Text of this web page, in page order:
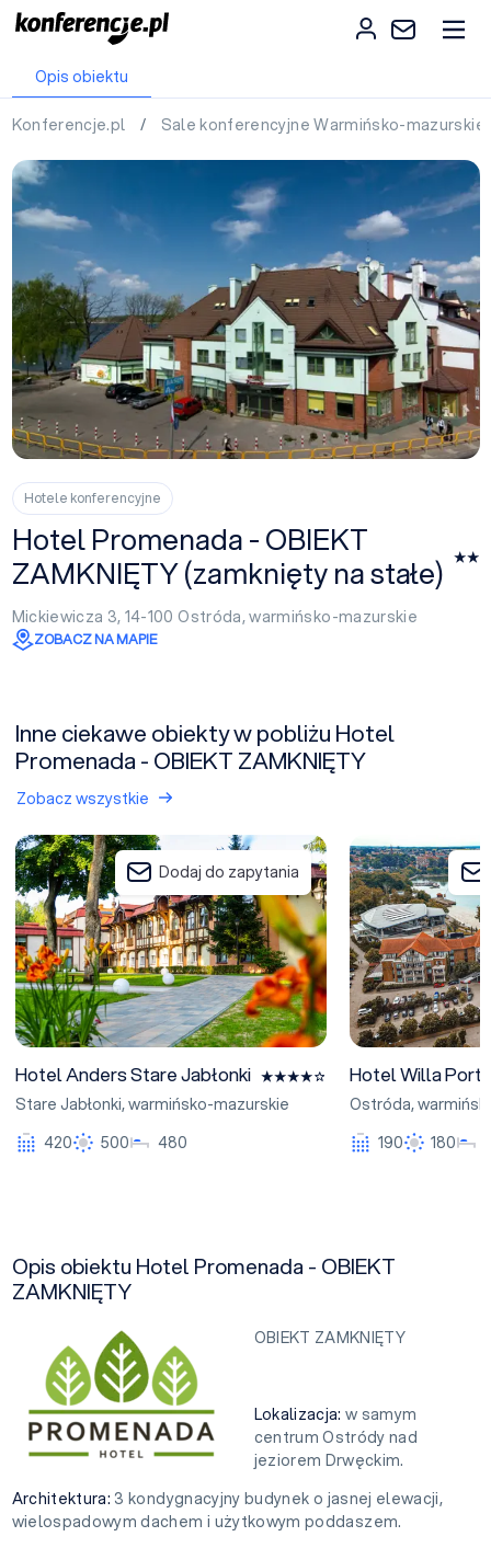
Opis obiektu
Konferencje.pl / Sale konferencyjne Warmińsko-mazurskie
Hotele konferencyjne
Hotel Promenada - OBIEKT
ZAMKNIĘTY (zamknięty na stałe)
Mickiewicza 3, 14-100Ostróda,warmińsko-mazurskie
ZOBACZ NA MAPIE
Inne ciekawe obiekty w pobliżu Hotel
Promenada - OBIEKT ZAMKNIĘTY
Zobacz wszystkie
Hotel Anders Stare Jabłonki
Dodaj do zapytania
Hotel Anders Stare Jabłonki
Stare Jabłonki,warmińsko-mazurskie
420
500 480
Hotel Willa Port
Hotel Willa Port
Ostróda,
190
180
Opis obiektu Hotel Promenada - OBIEKT
ZAMKNIĘTY
OBIEKT ZAMKNIĘTY
Lokalizacja:w samym
centrum Ostródy nad
jeziorem Drwęckim.
Architektura: 3 kondygnacyjny budynek o jasnej elewacji,
wielospadowym dachem i użytkowym poddaszem.